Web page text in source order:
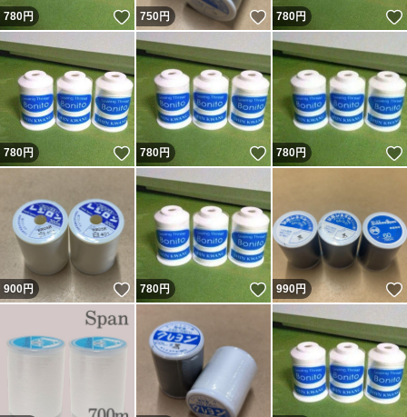
780円 いいね！
750円 いいね！
780円
780円 いいね！
780円 いいね！
780円
900円 いいね！
780円 いいね！
990円